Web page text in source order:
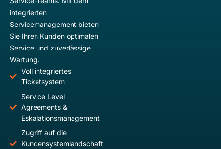
integrierten
Servicemanagement bieten
Sie Ihren Kunden optimalen
Service und zuverlässige
Wartung.
Voll integriertes
Ticketsystem
Service Level
Agreements &
Eskalationsmanagement
Zugriff auf die
Kundensystemlandschaft